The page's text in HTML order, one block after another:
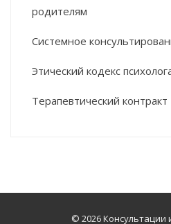
родителям
Системное
Этический кодекс
Терапевтический контракт
© 2026 Консультации